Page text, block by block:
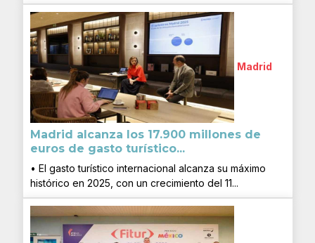
Madrid
Madrid alcanza los 17.900 millones de
euros de gasto turístico...
• El gasto turístico internacional alcanza su máximo
histórico en 2025, con un crecimiento del 11...